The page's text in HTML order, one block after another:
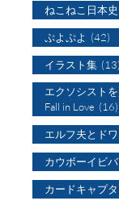
ねこねこ日本史
ぷよぷよ (42)
イラスト集 (13)
エクソシスト
Fall in Love (16)
エルフ夫とド
カウボーイビ
カードキャプ